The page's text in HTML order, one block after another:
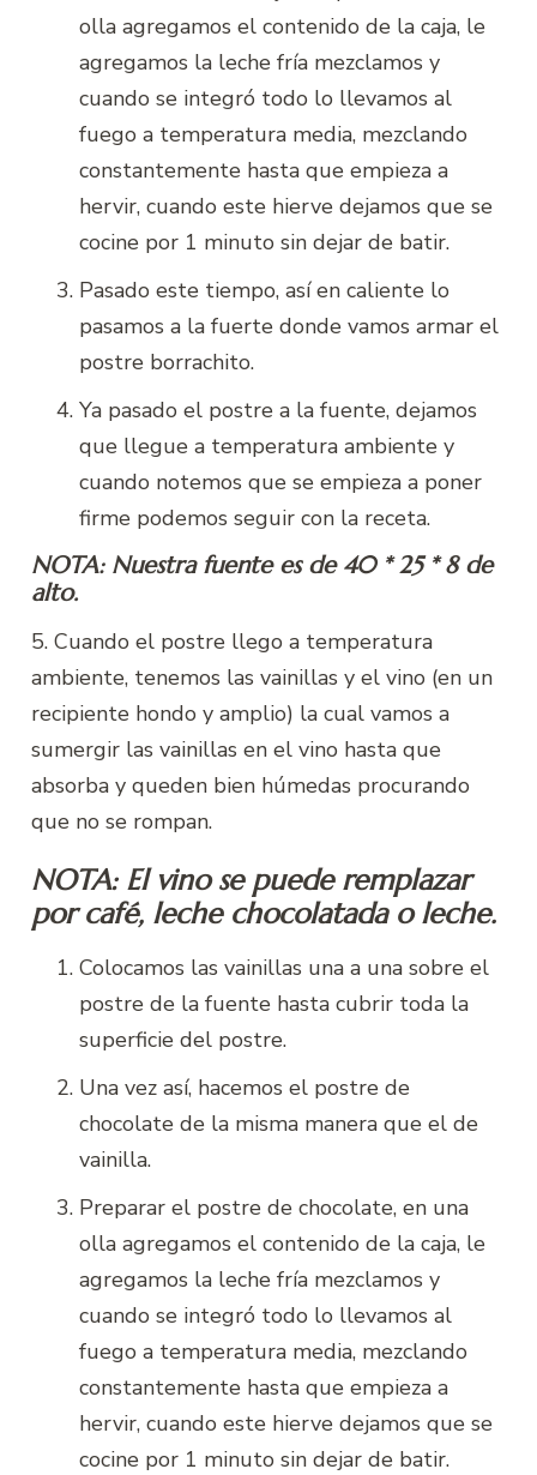
olla agregamos el contenido de la caja, le
agregamos la leche fría mezclamos y
cuando se integró todo lo llevamos al
fuego a temperatura media, mezclando
constantemente hasta que empieza a
hervir, cuando este hierve dejamos que se
cocine por 1 minuto sin dejar de batir.
Pasado este tiempo, así en caliente lo
pasamos a la fuerte donde vamos armar el
postre borrachito.
Ya pasado el postre a la fuente, dejamos
que llegue a temperatura ambiente y
cuando notemos que se empieza a poner
firme podemos seguir con la receta.
NOTA: Nuestra fuente es de 40 * 25 * 8 de
alto.
5. Cuando el postre llego a temperatura
ambiente, tenemos las vainillas y el vino (en un
recipiente hondo y amplio) la cual vamos a
sumergir las vainillas en el vino hasta que
absorba y queden bien húmedas procurando
que no se rompan.
NOTA: El vino se puede remplazar
por café, leche chocolatada o leche.
Colocamos las vainillas una a una sobre el
postre de la fuente hasta cubrir toda la
superficie del postre.
Una vez así, hacemos el postre de
chocolate de la misma manera que el de
vainilla.
Preparar el postre de chocolate, en una
olla agregamos el contenido de la caja, le
agregamos la leche fría mezclamos y
cuando se integró todo lo llevamos al
fuego a temperatura media, mezclando
constantemente hasta que empieza a
hervir, cuando este hierve dejamos que se
cocine por 1 minuto sin dejar de batir.